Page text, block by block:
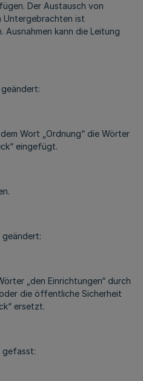
Der Austausch von
Untergebrachten ist
Ausnahmen kann die Leitung
Wort „Ordnung“ die Wörter
eingefügt.
„den Einrichtungen“ durch
die öffentliche Sicherheit
ersetzt.